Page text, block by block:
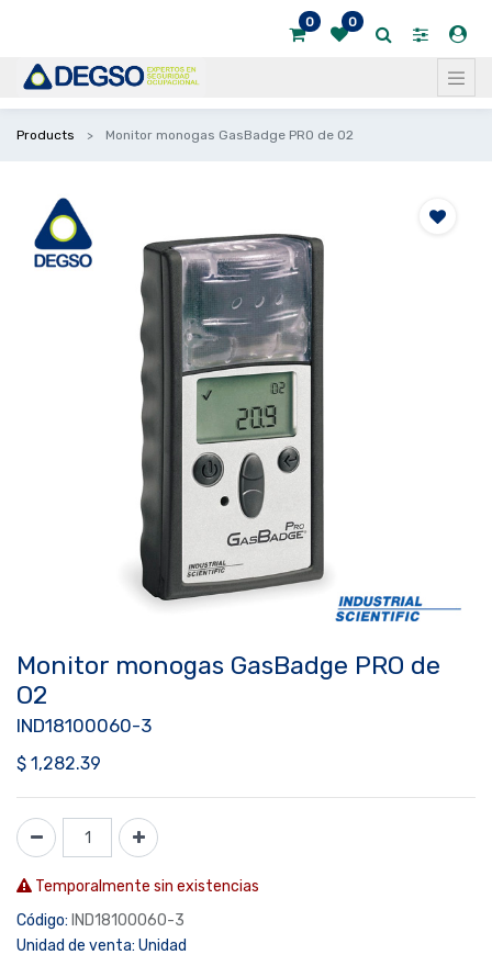
0 0
Products Monitor monogas GasBadge PRO de O2
Monitor monogas GasBadge PRO de
O2
IND18100060-3
$ 1,282.39
Temporalmente sin existencias
Código: IND18100060-3
Unidad de venta: Unidad